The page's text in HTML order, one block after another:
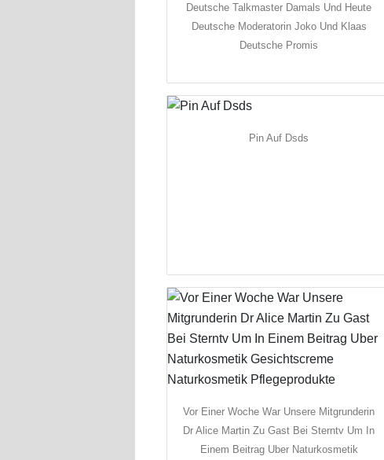
Deutsche Talkmaster Damals Und Heute
Deutsche Moderatorin Joko Und Klaas
Deutsche Promis
Pin Auf Dsds
Vor Einer Woche War Unsere Mitgrunderin
Dr Alice Martin Zu Gast Bei Sterntv Um In
Einem Beitrag Uber Naturkosmetik